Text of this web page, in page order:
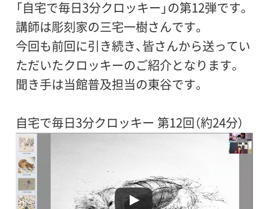
「自宅で毎日3分クロッキー」の第12弾です。
講師は彫刻家の三宅一樹さんです。
今回も前回に引き続き、皆さんから送ってい
ただいたクロッキーのご紹介となります。
聞き手は当館普及担当の東谷です。
自宅で毎日3分クロッキー 第12回（約24分）